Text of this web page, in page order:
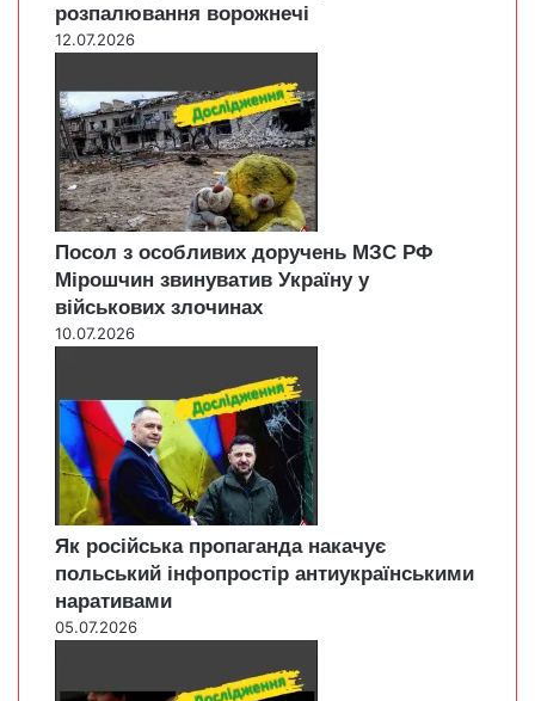
розпалювання ворожнечі
12.07.2026
Посол з особливих доручень МЗС РФ
Мірошчин звинуватив Україну у
військових злочинах
10.07.2026
Як російська пропаганда накачує
польський інфопростір антиукраїнськими
наративами
05.07.2026